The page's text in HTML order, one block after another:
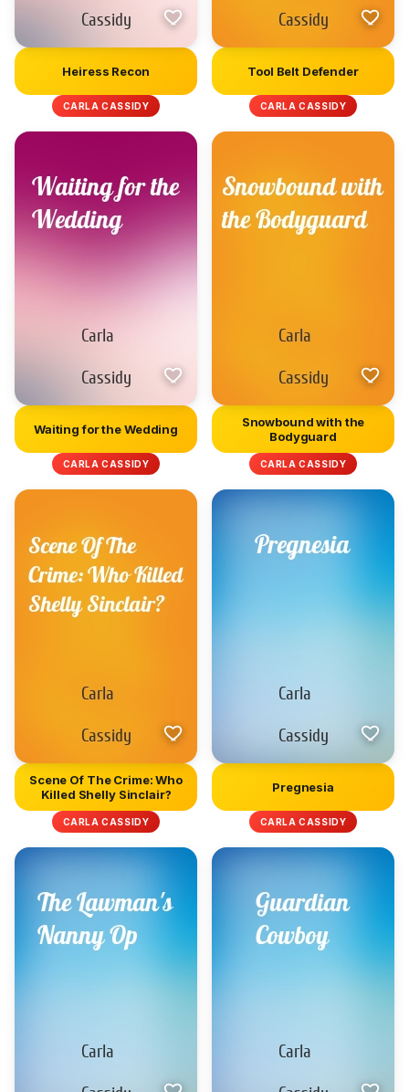
Heiress Recon
CARLA CASSIDY
Tool Belt Defender
CARLA CASSIDY
Waiting for the Wedding
CARLA CASSIDY
Snowbound with the
Bodyguard
CARLA CASSIDY
Scene Of The Crime: Who
Killed Shelly Sinclair?
CARLA CASSIDY
Pregnesia
CARLA CASSIDY